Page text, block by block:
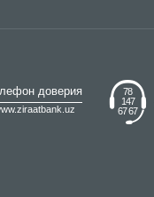
доверия
78
147
67 67